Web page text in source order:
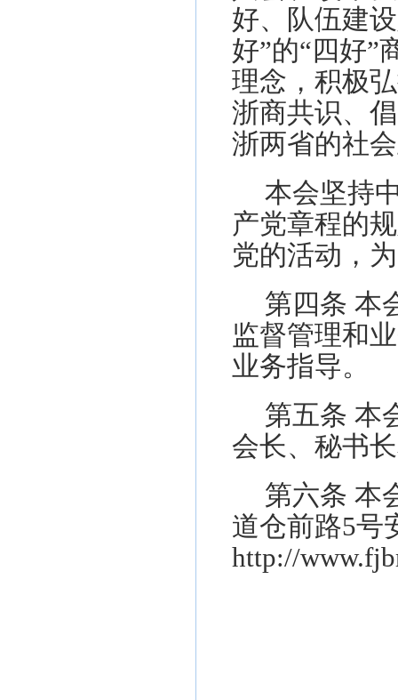
好、队伍建
好”的“四好”
理念，积极
浙商共识、
浙两省的社
本会坚持
产党章程的
党的活动，
第 四条 本
监督管理和
业务指导。
第五条 本
会长、秘书
第六条 本
道仓前路5号
http://